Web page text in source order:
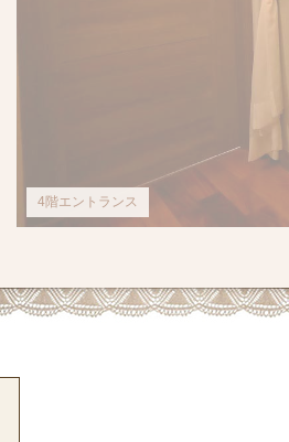
4階エントランス